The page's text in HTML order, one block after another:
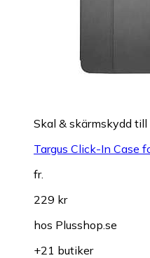
Skal & skärmskydd
Targus Click-In Case
fr.
229 kr
hos Plusshop.se
+21 butiker